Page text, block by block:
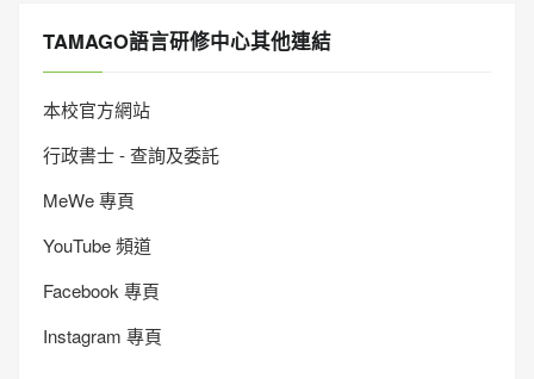
TAMAGO語言研修中心其他連結
本校官方網站
行政書士 - 查詢及委託
MeWe 專頁
YouTube 頻道
Facebook 專頁
Instagram 專頁